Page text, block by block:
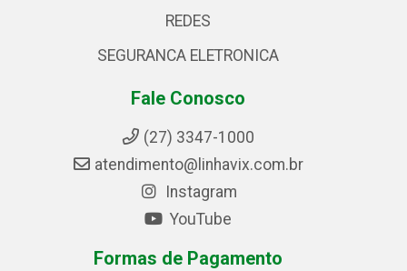
REDES
SEGURANCA ELETRONICA
Fale Conosco
(27) 3347-1000
atendimento@linhavix.com.br
Instagram
YouTube
Formas de Pagamento